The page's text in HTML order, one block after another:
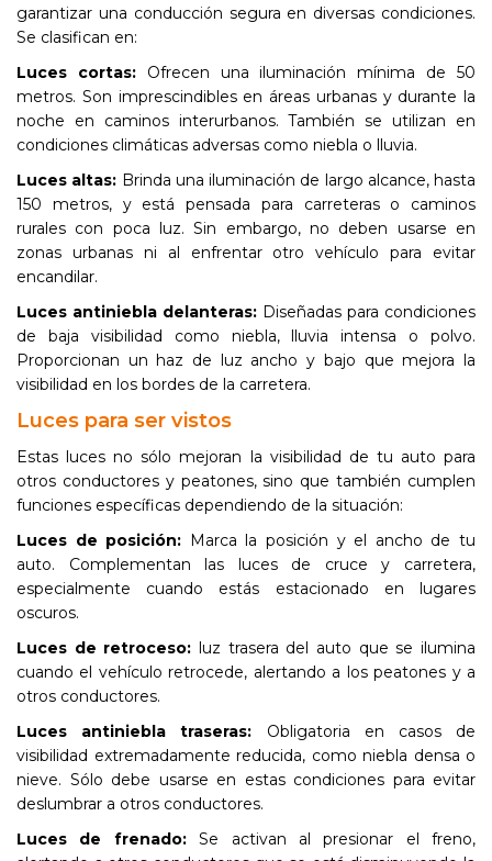
garantizar una conducción segura en diversas condiciones.
Se clasifican en:
Luces cortas:Ofrecen una iluminación mínima de 50
metros. Son imprescindibles en áreas urbanas y durante la
noche en caminos interurbanos. También se utilizan en
condiciones climáticas adversas como niebla o lluvia.
Luces altas: Brinda una iluminación de largo alcance, hasta
150 metros, y está pensada para carreteras o caminos
rurales con poca luz. Sin embargo, no deben usarse en
zonas urbanas ni al enfrentar otro vehículo para evitar
encandilar.
Luces antiniebla delanteras: Diseñadas para condiciones
de baja visibilidad como niebla, lluvia intensa o polvo.
Proporcionan un haz de luz ancho y bajo que mejora la
visibilidad en los bordes de la carretera.
Luces para ser vistos
Estas luces no sólo mejoran la visibilidad de tu auto para
otros conductores y peatones, sino que también cumplen
funciones específicas dependiendo de la situación:
Luces de posición: Marca la posición y el ancho de tu
auto. Complementan las luces de cruce y carretera,
especialmente cuando estás estacionado en lugares
oscuros.
Luces de retroceso: luz trasera del auto que se ilumina
cuando el vehículo retrocede, alertando a los peatones y a
otros conductores.
Luces antiniebla traseras: Obligatoria en casos de
visibilidad extremadamente reducida, como niebla densa o
nieve. Sólo debe usarse en estas condiciones para evitar
deslumbrar a otros conductores.
Luces de frenado:Se activan al presionar el freno,